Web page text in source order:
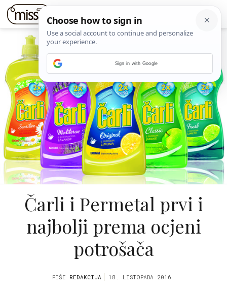
Čarli i Permetal prvi i
najbolji prema ocjeni
potrošača
PIŠE REDAKCIJA 18. LISTOPADA 2016.
Sign in with Google